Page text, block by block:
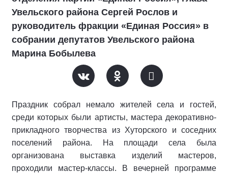
Увельского района Сергей Рослов и
руководитель фракции «Единая Россия» в
собрании депутатов Увельского района
Марина Бобылева
Праздник собрал немало жителей села и гостей,
среди которых были артисты, мастера декоративно-
прикладного творчества из Хуторского и соседних
поселений района. На площади села была
организована выставка изделий мастеров,
проходили мастер-классы. В вечерней программе